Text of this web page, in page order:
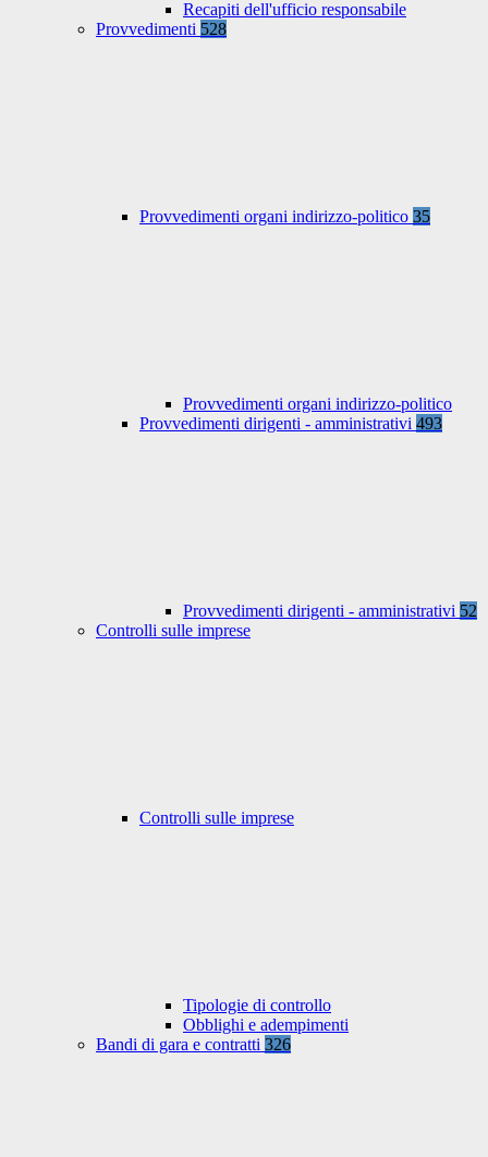
Recapiti dell'ufficio responsabile
Provvedimenti 528
Provvedimenti organi indirizzo-politico 35
Provvedimenti organi indirizzo-politico
Provvedimenti dirigenti - amministrativi 493
Provvedimenti dirigenti - amministrativi 52
Controlli sulle imprese
Controlli sulle imprese
Tipologie di controllo
Obblighi e adempimenti
Bandi di gara e contratti 326